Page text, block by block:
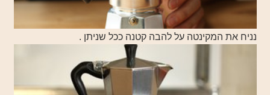
נניח את המקינטה על להבה קטנה ככל שניתן .